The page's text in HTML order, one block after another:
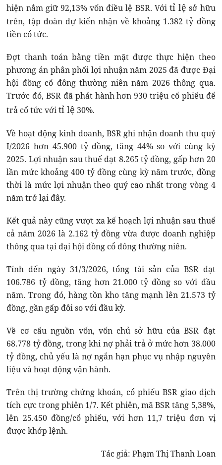
hiện nắm giữ 92,13% vốn điều lệ BSR. Vớitỉ lệ sở hữu
trên, tập đoàn dự kiến nhận về khoảng 1.382 tỷ đồng
tiền cổ tức.
Đợt thanh toán bằng tiền mặt được thực hiện theo
phương án phân phối lợi nhuận năm 2025 đã được Đại
hội đồng cổ đông thường niên năm 2026 thông qua.
Trước đó, BSR đã phát hành hơn 930 triệu cổ phiếu để
trả cổ tức vớitỉ lệ 30%.
Về hoạt động kinh doanh, BSR ghi nhận doanh thu quý
I/2026 hơn 45.900 tỷ đồng, tăng 44% so với cùng kỳ
2025. Lợi nhuận sau thuế đạt 8.265 tỷ đồng, gấp hơn 20
lần mức khoảng 400 tỷ đồng cùng kỳ năm trước, đồng
thời là mức lợi nhuận theo quý cao nhất trong vòng 4
năm trở lại đây.
Kết quả này cũng vượt xa kế hoạch lợi nhuận sau thuế
cả năm 2026 là 2.162 tỷ đồng vừa được doanh nghiệp
thông qua tại đại hội đồng cổ đông thường niên.
Tính đến ngày 31/3/2026, tổng tài sản của BSR đạt
106.786 tỷ đồng, tăng hơn 21.000 tỷ đồng so với đầu
năm. Trong đó, hàng tồn kho tăng mạnh lên 21.573 tỷ
đồng, gần gấp đôi so với đầu kỳ.
Về cơ cấu nguồn vốn, vốn chủ sở hữu của BSR đạt
68.778 tỷ đồng, trong khi nợ phải trả ở mức hơn 38.000
tỷ đồng, chủ yếu là nợ ngắn hạn phục vụ nhập nguyên
liệu và hoạt động vận hành.
Trên thị trường chứng khoán, cổ phiếu BSR giao dịch
tích cực trong phiên 1/7. Kết phiên, mã BSR tăng 5,38%,
lên 25.450 đồng/cổ phiếu, với hơn 11,7 triệu đơn vị
được khớp lệnh.
Tác giả: Phạm Thị Thanh Loan